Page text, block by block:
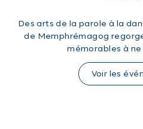
Des arts de la parole à la
de Memphrémagog
mémorables à ne
Voir les